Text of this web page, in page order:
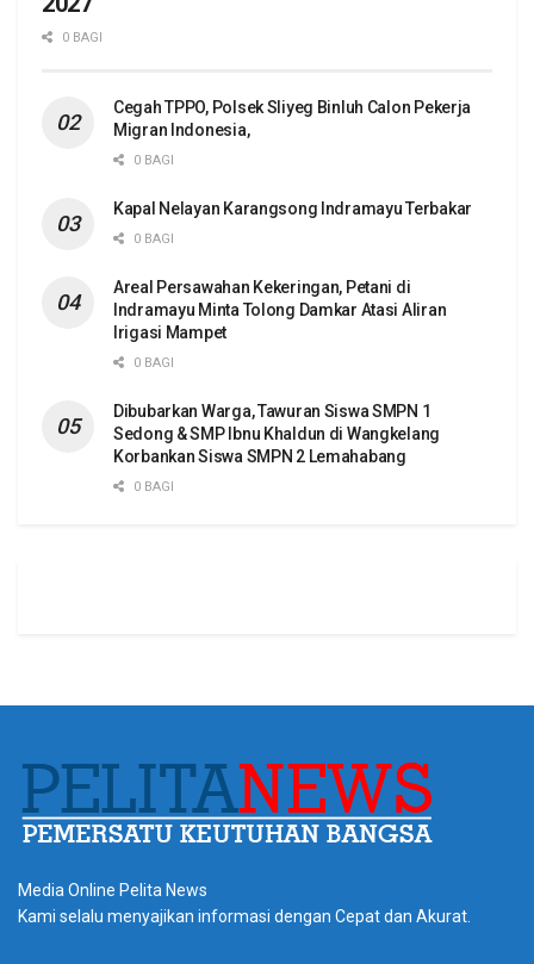
0 BAGI
Cegah TPPO, Polsek Sliyeg Binluh Calon Pekerja
Migran Indonesia,
0 BAGI
Kapal Nelayan Karangsong Indramayu Terbakar
0 BAGI
Areal Persawahan Kekeringan, Petani di
Indramayu Minta Tolong Damkar Atasi Aliran
Irigasi Mampet
0 BAGI
Dibubarkan Warga, Tawuran Siswa SMPN 1
Sedong & SMP Ibnu Khaldun di Wangkelang
Korbankan Siswa SMPN 2 Lemahabang
0 BAGI
Media Online Pelita News
Kami selalu menyajikan informasi dengan Cepat dan Akurat.